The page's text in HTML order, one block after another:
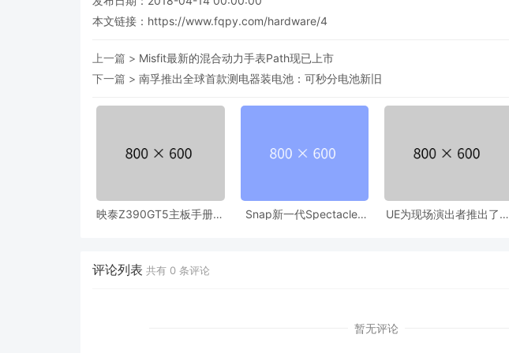
本文链接： https://www.fqpy.com/hardware/4
上一篇 > Misfit最新的混合动力手表Path现已上市
下一篇 > 南孚推出全球首款测电器装电池：可秒分电池新旧
映泰Z390GT5主板手册曝
Snap新一代Spectacles
UE为现场演出者推出了价
评论列表 共有 0 条评论
暂无评论